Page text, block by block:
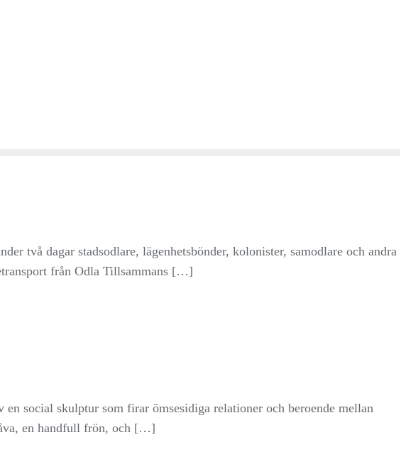
två dagar stadsodlare, lägenhetsbönder, kolonister, samodlare och andra
från Odla Tillsammans […]
social skulptur som firar ömsesidiga relationer och beroende mellan
en handfull frön, och […]